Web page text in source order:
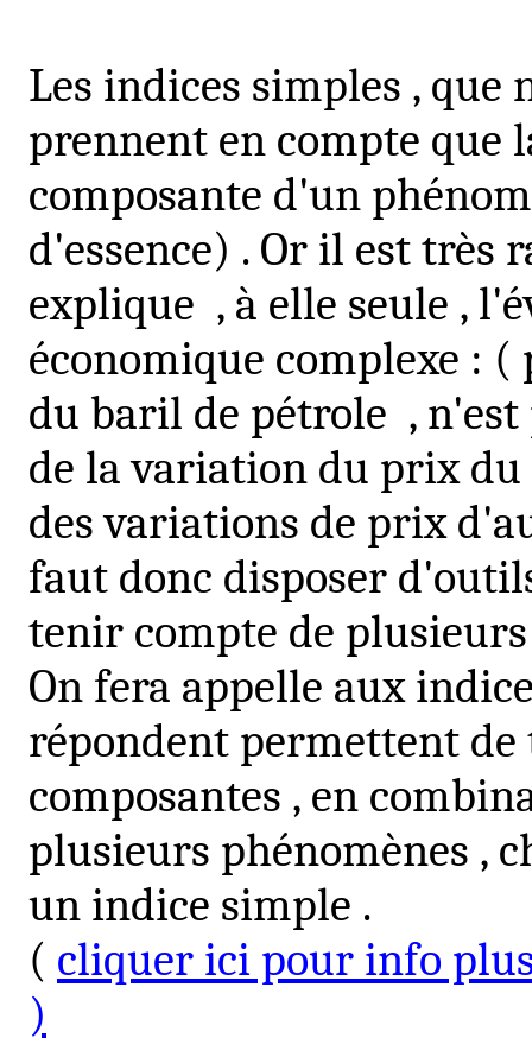
Les indices simples , que
prennent en compte que
composante d'un
d'essence) . Or il est très
explique , à elle seule ,
économique complexe :
du baril de pétrole ,
de la variation du prix
des variations de prix
faut donc disposer
tenir compte de
On fera appelle aux
répondent permettent
composantes , en
plusieurs phénomènes ,
un indice simple .
( cliquer ici pour info
)